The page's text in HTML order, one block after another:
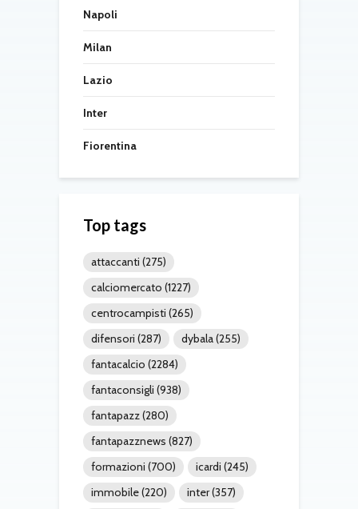
Napoli
Milan
Lazio
Inter
Fiorentina
Top tags
attaccanti (275)
calciomercato (1227)
centrocampisti (265)
difensori (287) dybala(255)
fantacalcio (2284)
fantaconsigli (938)
fantapazz(280)
fantapazznews (827)
formazioni (700) icardi (245)
immobile(220) inter(357)